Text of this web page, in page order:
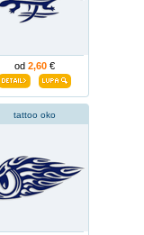
od 2,60 €
tattoo oko